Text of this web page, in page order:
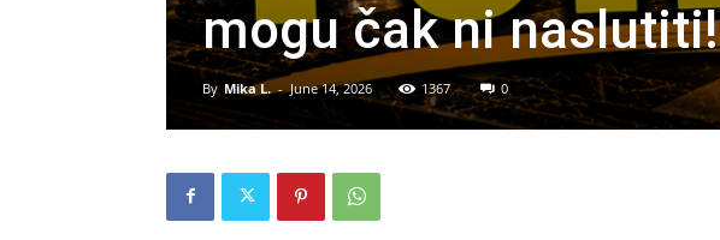
mogu čak ni naslutiti!
By Mika L. - June 14, 2026 1367 0